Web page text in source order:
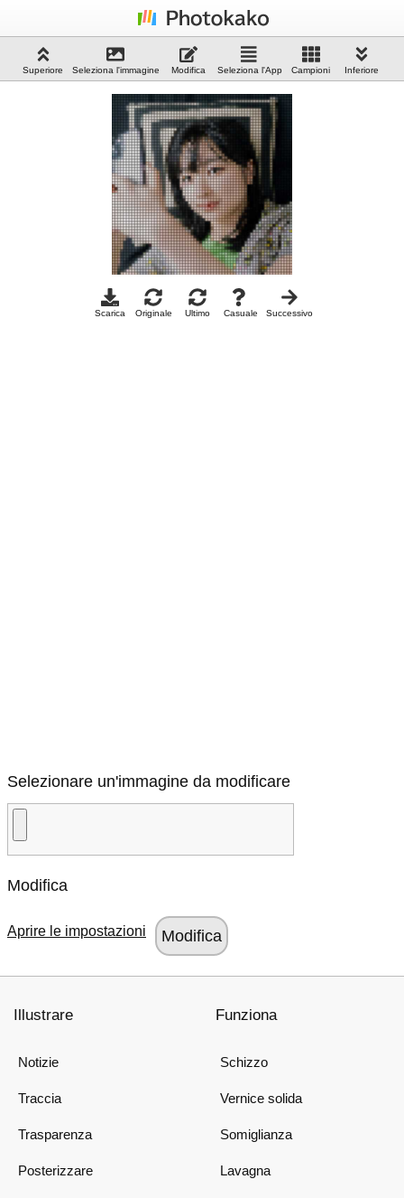
Superiore Seleziona l'immagine Modifica Seleziona l'App Campioni Inferiore
Scarica Originale Ultimo Casuale Successivo
Selezionare un'immagine da modificare
Modifica
Aprire le impostazioni
Illustrare
Notizie
Traccia
Trasparenza
Posterizzare
Funziona
Schizzo
Vernice solida
Somiglianza
Lavagna